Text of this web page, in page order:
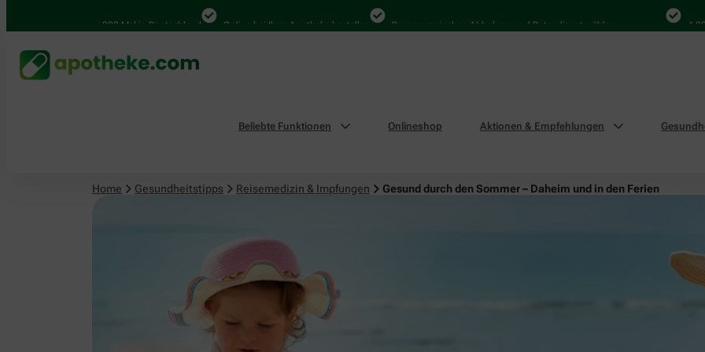
4.000 Mal in Deutschland Online bei Ihrer Apotheke bestellen Bequem zwischen Abholung und Botendienst wählen 4.000 Mal
Beliebte Funktionen Onlineshop Aktionen & Empfehlungen
Home Gesundheitstipps Reisemedizin & Impfungen Gesund durch den Sommer – Daheim und in den Ferien
Reisemedizin & Impfungen